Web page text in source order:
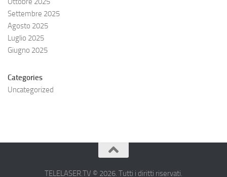
Settembre 2025
Agosto 2025
Luglio 2025
Giugno 2025
Categories
Uncategorized
TELELASER.TV © 2026. Tutti i diritti riservati.